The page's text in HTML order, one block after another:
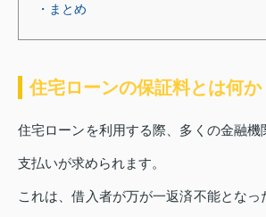
・まとめ
住宅ローンの保証料とは何か
住宅ローンを利用する際、多くの金融機
支払いが求められます。
これは、借入者が万が一返済不能となっ